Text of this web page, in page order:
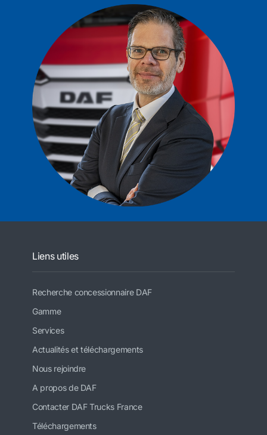
Liens utiles
Recherche concessionnaire DAF
Gamme
Services
Actualités et téléchargements
Nous rejoindre
A propos de DAF
Contacter DAF Trucks France
Téléchargements